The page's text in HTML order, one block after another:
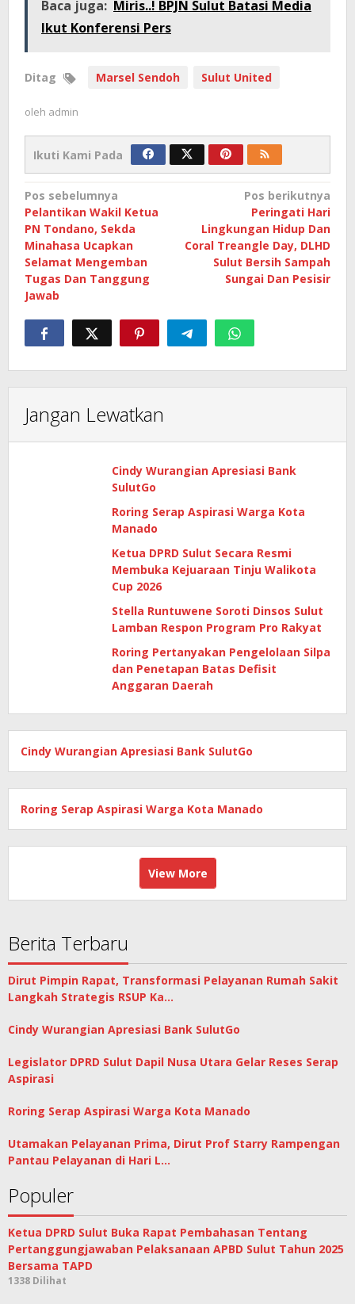
Baca juga: Miris..! BPJN Sulut Batasi Media
Ikut Konferensi Pers
Ditag Marsel Sendoh Sulut United
oleh admin
Ikuti Kami Pada
Navigasi
pos
Pos sebelumnya
Pelantikan Wakil Ketua
PN Tondano, Sekda
Minahasa Ucapkan
Selamat Mengemban
Tugas Dan Tanggung
Jawab
Pos berikutnya
Peringati Hari
Lingkungan Hidup Dan
Coral Treangle Day, DLHD
Sulut Bersih Sampah
Sungai Dan Pesisir
Jangan Lewatkan
Cindy Wurangian Apresiasi Bank
SulutGo
Roring Serap Aspirasi Warga Kota
Manado
Ketua DPRD Sulut Secara Resmi
Membuka Kejuaraan Tinju Walikota
Cup 2026
Stella Runtuwene Soroti Dinsos Sulut
Lamban Respon Program Pro Rakyat
Roring Pertanyakan Pengelolaan Silpa
dan Penetapan Batas Defisit
Anggaran Daerah
Cindy Wurangian Apresiasi Bank SulutGo
Roring Serap Aspirasi Warga Kota Manado
View More
Berita Terbaru
Dirut Pimpin Rapat, Transformasi Pelayanan Rumah Sakit
Langkah Strategis RSUP Ka…
Cindy Wurangian Apresiasi Bank SulutGo
Legislator DPRD Sulut Dapil Nusa Utara Gelar Reses Serap
Aspirasi
Roring Serap Aspirasi Warga Kota Manado
Utamakan Pelayanan Prima, Dirut Prof Starry Rampengan
Pantau Pelayanan di Hari L…
Populer
Ketua DPRD Sulut Buka Rapat Pembahasan Tentang
Pertanggungjawaban Pelaksanaan APBD Sulut Tahun 2025
Bersama TAPD
1338 Dilihat